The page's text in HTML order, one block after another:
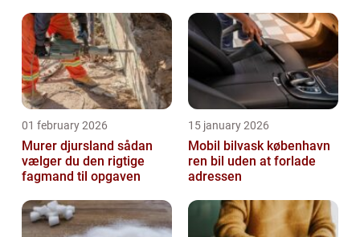
01 february 2026
Murer djursland sådan
vælger du den rigtige
fagmand til opgaven
15 january 2026
Mobil bilvask københavn
ren bil uden at forlade
adressen